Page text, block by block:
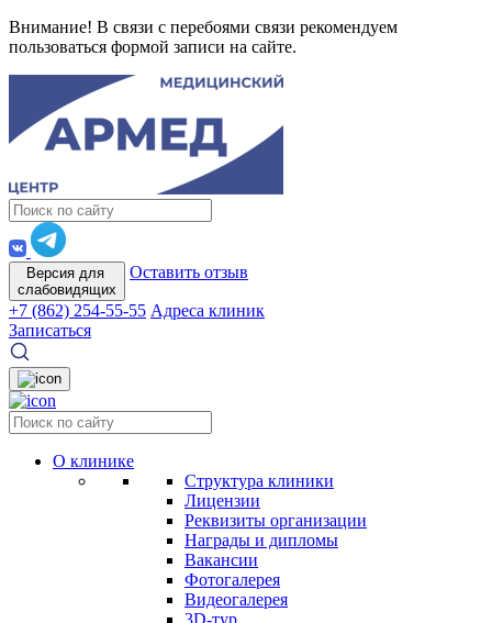
Внимание! В связи с перебоями связи рекомендуем
пользоваться формой записи на сайте.
Версия для
слабовидящих
Оставить отзыв
+7 (862) 254-55-55 Адреса клиник
Записаться
О клинике
Структура клиники
Лицензии
Реквизиты организации
Награды и дипломы
Вакансии
Фотогалерея
Видеогалерея
3D-тур